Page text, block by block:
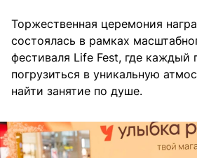
Торжественная церемония
состоялась в рамках
фестиваля Life Fest, где каждый
погрузиться в уникальную
найти занятие по душе.